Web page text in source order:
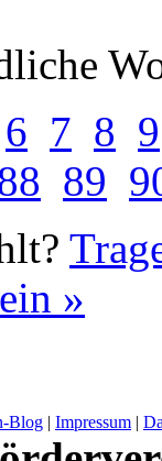
6 7 8 9
89
»
Blog | Impressum |